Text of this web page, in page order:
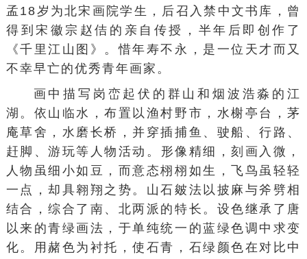
孟18岁为北宋画院学生， 后召 入禁中文书库，曾
得到宋徽宗 赵佶 的亲自传授，半年后即创作了
《千里江山图》。惜年寿不永，是一位天才而又
不幸早亡的优秀青年画家。
画中描写岗峦起伏的群山和烟波浩淼的江
湖。依山临水，布置以渔村野市，水榭亭台，茅
庵草舍，水磨长桥，并穿插捕鱼、 驶船 、行路、
赶脚 、游玩等人物活动。形像精细，刻画入微，
人物虽细小如豆，而意态栩栩如生，飞鸟虽轻轻
一点，却具翱翔之势。山石 皴法 以披麻与斧劈相
结合，综合了南、北两派的特长。设色继承了唐
以来的青绿画法，于单纯统一的蓝绿色调中求变
化。用赭色为衬托，使石青， 石绿 颜色在对比中